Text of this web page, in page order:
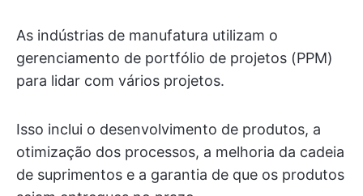
As indústrias de manufatura utilizam o
gerenciamento de portfólio de projetos (PPM)
para lidar com vários projetos.
Isso inclui o desenvolvimento de produtos, a
otimização dos processos, a melhoria da cadeia
de suprimentos e a garantia de que os produtos